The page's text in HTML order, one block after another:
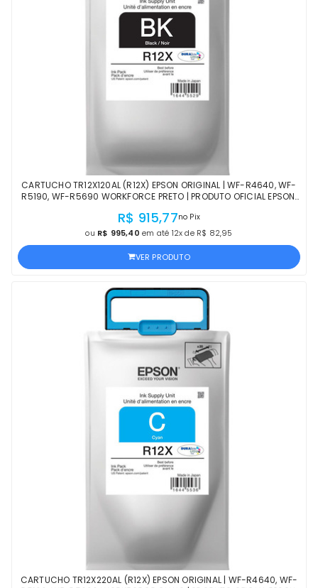
CARTUCHO TR12X120AL (R12X) EPSON ORIGINAL | WF-R4640, WF-
R5190, WF-R5690 WORKFORCE PRETO | PRODUTO OFICIAL EPSON,
R$ 915,77no Pix
ou R$ 995,40 em até 12x de R$ 82,95
VER PRODUTO
CARTUCHO TR12X220AL (R12X) EPSON ORIGINAL | WF-R4640, WF-